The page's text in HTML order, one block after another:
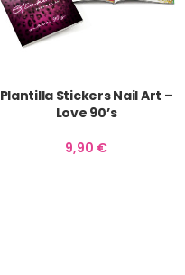
Plantilla Stickers Nail Art –
Love 90’s
9,90 €